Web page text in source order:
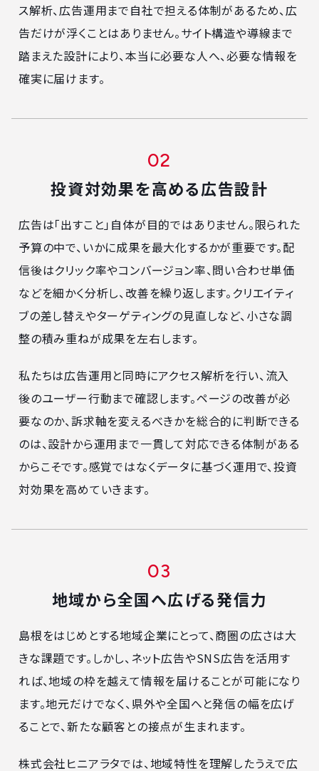
ス解析、広告運用まで自社で担える体制があるため、広
告だけが浮くことはありません。サイト構造や導線まで
踏まえた設計により、本当に必要な人へ、必要な情報を
確実に届けます。
投資対効果を高める広告設計
広告は「出すこと」自体が目的ではありません。限られた
予算の中で、いかに成果を最大化するかが重要です。配
信後はクリック率やコンバージョン率、問い合わせ単価
などを細かく分析し、改善を繰り返します。クリエイティ
ブの差し替えやターゲティングの見直しなど、小さな調
整の積み重ねが成果を左右します。
私たちは広告運用と同時にアクセス解析を行い、流入
後のユーザー行動まで確認します。ページの改善が必
要なのか、訴求軸を変えるべきかを総合的に判断できる
のは、設計から運用まで一貫して対応できる体制がある
からこそです。感覚ではなくデータに基づく運用で、投資
対効果を高めていきます。
地域から全国へ広げる発信力
島根をはじめとする地域企業にとって、商圏の広さは大
きな課題です。しかし、ネット広告やSNS広告を活用す
れば、地域の枠を越えて情報を届けることが可能になり
ます。地元だけでなく、県外や全国へと発信の幅を広げ
ることで、新たな顧客との接点が生まれます。
株式会社ヒニアラタでは、地域特性を理解したうえで広